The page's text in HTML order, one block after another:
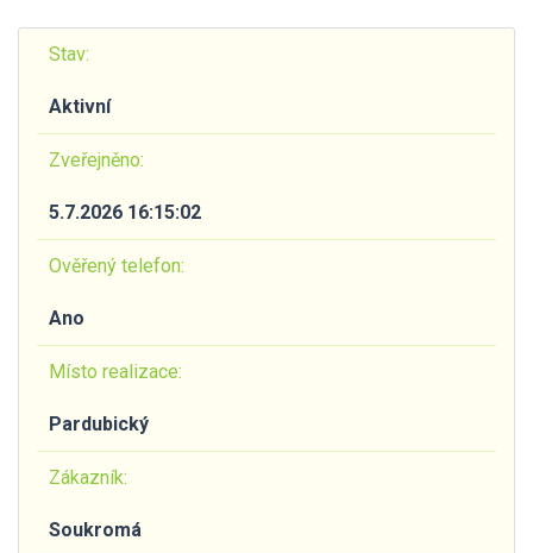
Stav:
Aktivní
Zveřejněno:
5.7.2026 16:15:02
Ověřený telefon:
Ano
Místo realizace:
Pardubický
Zákazník:
Soukromá